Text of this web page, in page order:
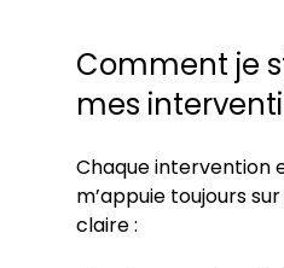
Comment je
mes
Chaque intervention
m’appuie toujours
claire :